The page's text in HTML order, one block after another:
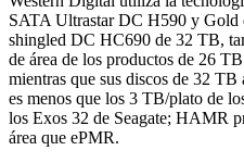
SATA Ultrastar DC H590 y Gold
shingled DC HC690 de 32 TB,
de área de los productos de 26
mientras que sus discos de 32
es menos que los 3 TB/plato de
los Exos 32 de Seagate; HAMR
área que ePMR.